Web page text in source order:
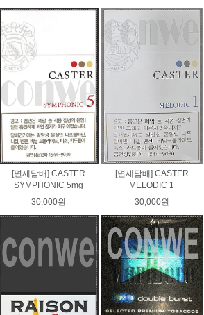
[면세담배] CASTER
SYMPHONIC 5mg
30,000원
[면세담배] CASTER
MELODIC 1
30,000원